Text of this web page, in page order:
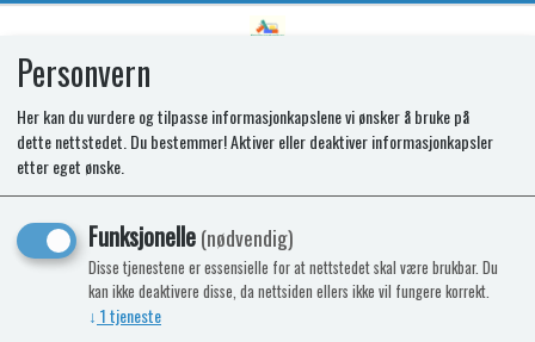
SPARES KIT - THERMOCOUPLES.
Personvern
Her kan du vurdere og tilpasse informasjonkapslene vi ønsker å bruke på
dette nettstedet. Du bestemmer! Aktiver eller deaktiver informasjonkapsler
etter eget ønske.
Funksjonelle(nødvendig)
Disse tjenestene er essensielle for at nettstedet skal være brukbar. Du
kan ikke deaktivere disse, da nettsiden ellers ikke vil fungere korrekt.
↓ 1tjeneste